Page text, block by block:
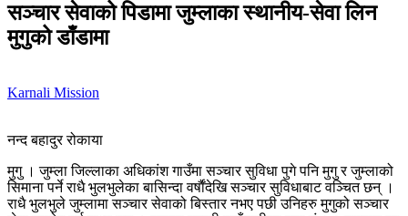
सञ्चार सेवाको पिडामा जुम्लाका स्थानीय-सेवा लिन
मुगुको डाँडामा
Karnali Mission
नन्द बहादुर रोकाया
मुगु । जुम्ला जिल्लाका अधिकांश गाउँमा सञ्चार सुविधा पुगे पनि मुगु र जुम्लाको
सिमाना पर्ने राधै भुलभुलेका बासिन्दा वर्षाैंदेखि सञ्चार सुविधाबाट वञ्चित छन् ।
राधै भुलभुले जुम्लामा सञ्चार सेवाको बिस्तार नभए पछी उनिहरु मुगुको सञ्चार